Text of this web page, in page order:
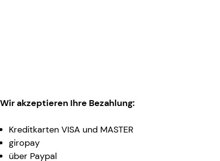
Wir akzeptieren Ihre Bezahlung:
Kreditkarten VISA und MASTER
giropay
über Paypal